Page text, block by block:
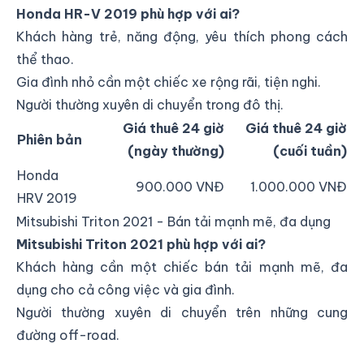
Honda HR-V 2019 phù hợp với ai?
Khách hàng trẻ, năng động, yêu thích phong cách
thể thao.
Gia đình nhỏ cần một chiếc xe rộng rãi, tiện nghi.
Người thường xuyên di chuyển trong đô thị.
Phiên bản
Giá thuê 24 giờ
(ngày thường)
Giá thuê 24 giờ
(cuối tuần)
Honda
HRV 2019
900.000 VNĐ 1.000.000 VNĐ
Mitsubishi Triton 2021 - Bán tải mạnh mẽ, đa dụng
Mitsubishi Triton 2021 phù hợp với ai?
Khách hàng cần một chiếc bán tải mạnh mẽ, đa
dụng cho cả công việc và gia đình.
Người thường xuyên di chuyển trên những cung
đường off-road.